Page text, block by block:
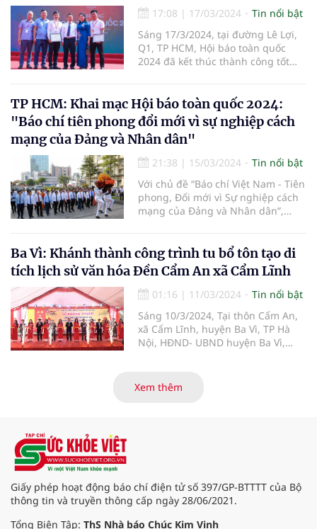
17:08 | 17/03/2024
Tin nổi bật
Sáng 17/3/2024, tại đường Lê Lợi,
Q1, TP HCM, Hội báo toàn quốc
2024 đã kết thúc thành công tốt
hội để những người trong nghề
được giao lưu, học hỏi; chung sức,
đồng lòng thúc đẩy tinh thần đổi
mới sáng tạo trong hoạt động báo
chí. Tại Hội báo, Chi hội Nhà báo
Tạp chí Sức khỏe Việt đã vinh dự
nhận giải thưởng.
TP HCM: Khai mạc Hội báo toàn quốc 2024:
"Báo chí tiên phong đổi mới vì sự nghiệp cách
mạng của Đảng và Nhân dân"
21:38 | 15/03/2024
Tin nổi bật
Với chủ đề “Báo chí Việt Nam - Tiên
phong, Đổi mới vì Sự nghiệp cách
mạng của Đảng và Nhân dân”,
Báo toàn quốc năm 2024 đã được
long trọng tổ chức.
Ba Vì: Khánh thành công trình tu bổ tôn tạo di
tích lịch sử văn hóa Đền Cẩm An xã Cẩm Lĩnh
01:16 | 11/03/2024
Tin nổi bật
Sáng 10/3/2024, Tại thôn Cẩm An,
xã Cẩm Lĩnh, huyện Ba Vì, TP Hà
Nội, HĐND- UBND huyện Ba Vì,
Khánh thành Công trình tu bổ, tôn
Xem thêm
Giấy phép hoạt động báo chí điện tử số 397/GP-BTTTT của Bộ
thông tin và truyền thông cấp ngày 28/06/2021.
Tổng Biên Tập: ThS Nhà báo Chúc Kim Vinh